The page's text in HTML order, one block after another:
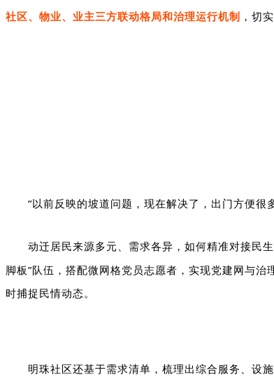
社区、物业、业主三方联动格局和治理运行机制 ，切
“以前反映的坡道问题，现在解决了，出门方便很
动迁居民来源多元、需求各异，如何精准对接民
脚板”队伍，搭配微网格党员志愿者，实现党建网与治
时捕捉民情动态。
明珠社区还基于需求清单，梳理出综合服务、设